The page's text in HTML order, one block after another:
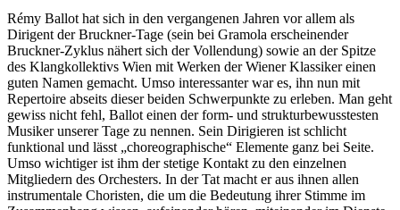
Rémy Ballot hat sich in den vergangenen Jahren vor allem als
Dirigent der Bruckner-Tage (sein bei Gramola erscheinender
Bruckner-Zyklus nähert sich der Vollendung) sowie an der Spitze
des Klangkollektivs Wien mit Werken der Wiener Klassiker einen
guten Namen gemacht. Umso interessanter war es, ihn nun mit
Repertoire abseits dieser beiden Schwerpunkte zu erleben. Man geht
gewiss nicht fehl, Ballot einen der form- und strukturbewusstesten
Musiker unserer Tage zu nennen. Sein Dirigieren ist schlicht
funktional und lässt „choreographische“ Elemente ganz bei Seite.
Umso wichtiger ist ihm der stetige Kontakt zu den einzelnen
Mitgliedern des Orchesters. In der Tat macht er aus ihnen allen
instrumentale Choristen, die um die Bedeutung ihrer Stimme im